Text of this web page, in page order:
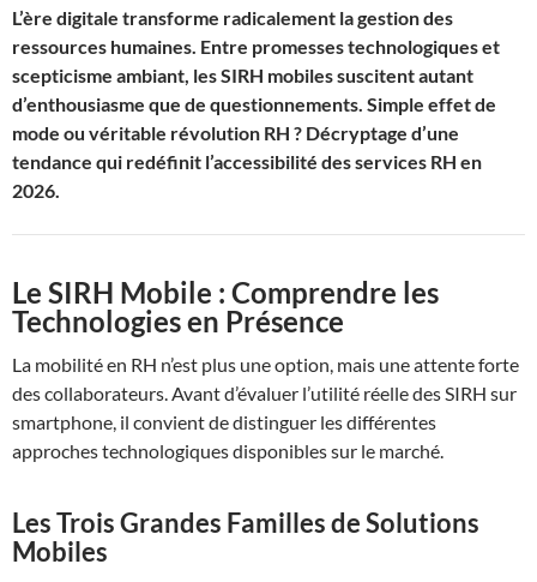
L’ère digitale transforme radicalement la gestion des
ressources humaines. Entre promesses technologiques et
scepticisme ambiant, les SIRH mobiles suscitent autant
d’enthousiasme que de questionnements. Simple effet de
mode ou véritable révolution RH ? Décryptage d’une
tendance qui redéfinit l’accessibilité des services RH en
2026.
Le SIRH Mobile : Comprendre les
Technologies en Présence
La mobilité en RH n’est plus une option, mais une attente forte
des collaborateurs. Avant d’évaluer l’utilité réelle des SIRH sur
smartphone, il convient de distinguer les différentes
approches technologiques disponibles sur le marché.
Les Trois Grandes Familles de Solutions
Mobiles